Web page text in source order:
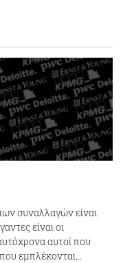
συναλλαγών είναι
είναι οι
αυτοί που
εμπλέκονται…